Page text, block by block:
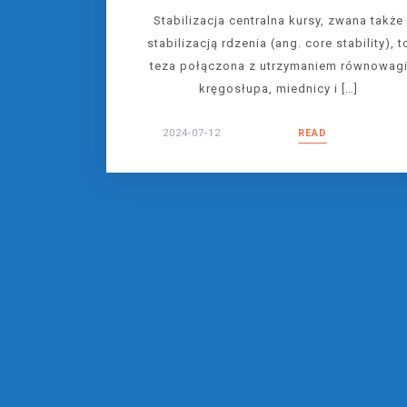
Stabilizacja centralna kursy, zwana także
stabilizacją rdzenia (ang. core stability),
teza połączona z utrzymaniem równowagi
kręgosłupa, miednicy i […]
2024-07-12 READ